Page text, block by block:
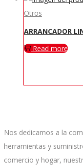
Otros
ARRANCADOR
Read more
Nos dedicamos a la
herramientas y
comercio y hogar,